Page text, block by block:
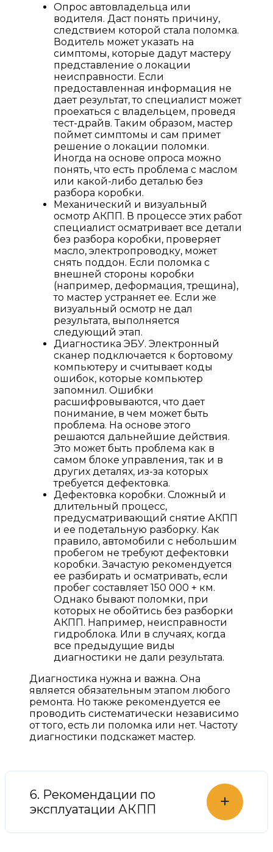
Опрос автовладельца или
водителя. Даст понять причину,
следствием которой стала поломка.
Водитель может указать на
симптомы, которые дадут мастеру
представление о локации
неисправности. Если
предоставленная информация не
дает результат, то специалист может
проехаться с владельцем, проведя
тест-драйв. Таким образом, мастер
поймет симптомы и сам примет
решение о локации поломки.
Иногда на основе опроса можно
понять, что есть проблема с маслом
или какой-либо деталью без
разбора коробки.
Механический и визуальный
осмотр АКПП. В процессе этих работ
специалист осматривает все детали
без разбора коробки, проверяет
масло, электропроводку, может
снять поддон. Если поломка с
внешней стороны коробки
(например, деформация, трещина),
то мастер устраняет ее. Если же
визуальный осмотр не дал
результата, выполняется
следующий этап.
Диагностика ЭБУ. Электронный
сканер подключается к бортовому
компьютеру и считывает коды
ошибок, которые компьютер
запомнил. Ошибки
расшифровываются, что дает
понимание, в чем может быть
проблема. На основе этого
решаются дальнейшие действия.
Это может быть проблема как в
самом блоке управления, так и в
других деталях, из-за которых
требуется дефектовка.
Дефектовка коробки. Сложный и
длительный процесс,
предусматривающий снятие АКПП
и ее подетальную разборку. Как
правило, автомобили с небольшим
пробегом не требуют дефектовки
коробки. Зачастую рекомендуется
ее разбирать и осматривать, если
пробег составляет 150 000 + км.
Однако бывают поломки, при
которых не обойтись без разборки
АКПП. Например, неисправности
гидроблока. Или в случаях, когда
все предыдущие виды
диагностики не дали результата.
Диагностика нужна и важна. Она
является обязательным этапом любого
ремонта. Но также рекомендуется ее
проводить систематически независимо
от того, есть ли поломка или нет. Частоту
диагностики подскажет мастер.
6. Рекомендации по
эксплуатации АКПП
+